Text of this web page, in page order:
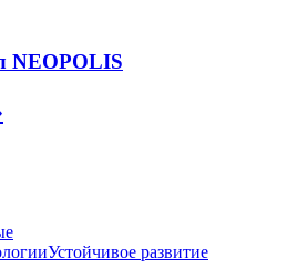
NEOPOLIS
Устойчивое развитие